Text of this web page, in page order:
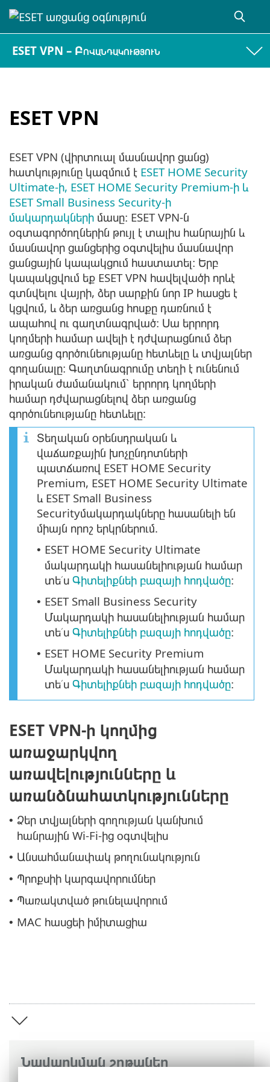
ESET VPN – Բովանդակություն
ESET VPN
Նավարկման շղթաներ
ESET VPN (վիրտուալ մասնավոր ցանց)
հատկությունը կազմում է ESET HOME Security
Ultimate-ի, ESET HOME Security Premium-ի և
ESET Small Business Security-ի
մակարդակների մասը։ ESET VPN-ն
օգտագործողներին թույլ է տալիս հանրային և
մասնավոր ցանցերից օգտվելիս մասնավոր
ցանցային կապակցում հաստատել։ Երբ
կապակցվում եք ESET VPN հավելվածի որևէ
գտնվելու վայրի, ձեր սարքին նոր IP հասցե է
կցվում, և ձեր առցանց հոսքը դառնում է
ապահով ու գաղտնագրված։ Սա երրորդ
կողմերի համար ավելի է դժվարացնում ձեր
առցանց գործունեությանը հետևելը և տվյալներ
գողանալը։ Գաղտնագրումը տեղի է ունենում
իրական ժամանակում՝ երրորդ կողմերի
համար դժվարացնելով ձեր առցանց
գործունեությանը հետևելը:
Տեղական օրենսդրական և
վաճառքային խոչընդոտների
պատճառով ESET HOME Security
Premium, ESET HOME Security Ultimate
և ESET Small Business
Securityմակարդակները հասանելի են
միայն որոշ երկրներում.
• ESET HOME Security Ultimate
մակարդակի հասանելիության համար
տե՛ս Գիտելիքնեի բազայի հոդվածը։
• ESET Small Business Security
Մակարդակի հասանելիության համար
տե՛ս Գիտելիքնեի բազայի հոդվածը։
• ESET HOME Security Premium
Մակարդակի հասանելիության համար
տե՛ս Գիտելիքնեի բազայի հոդվածը։
ESET VPN-ի կողմից
առաջարկվող
առավելությունները և
առանձնահատկությունները
• Ձեր տվյալների գողության կանխում
հանրային Wi-Fi-ից օգտվելիս
• Անսահմանափակ թողունակություն
• Պրոքսիի կարգավորումներ
• Պառակտված թունելավորում
• MAC հասցեի իմիտացիա